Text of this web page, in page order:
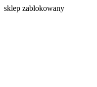
sklep zablokowany